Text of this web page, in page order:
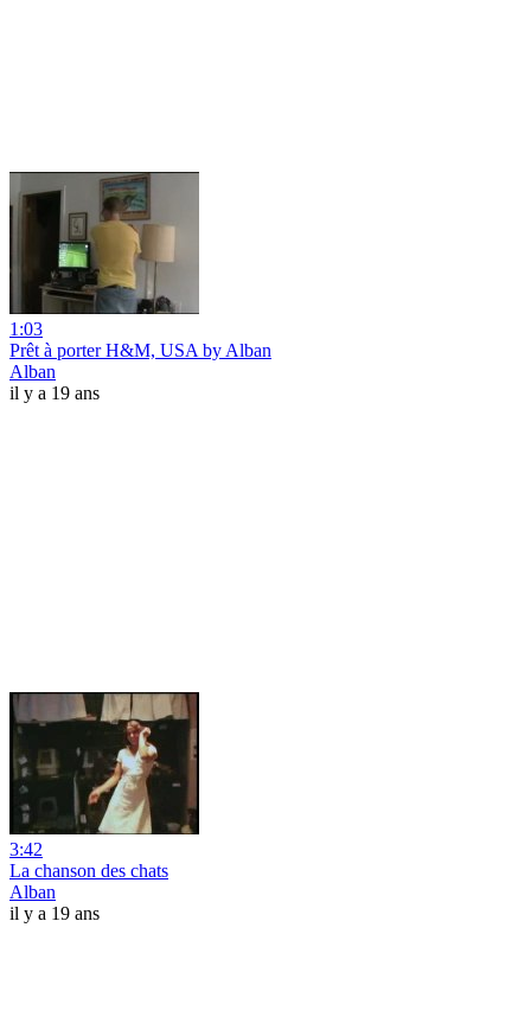
1:03
Prêt à porter H&M, USA by Alban
Alban
il y a 19 ans
3:42
La chanson des chats
Alban
il y a 19 ans